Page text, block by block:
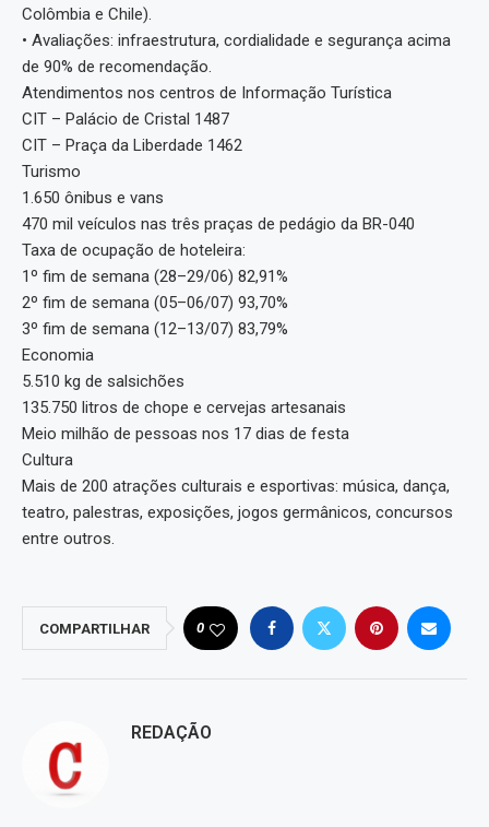
Colômbia e Chile).
• Avaliações: infraestrutura, cordialidade e segurança acima
de 90% de recomendação.
Atendimentos nos centros de Informação Turística
CIT – Palácio de Cristal 1487
CIT – Praça da Liberdade 1462
Turismo
1.650 ônibus e vans
470 mil veículos nas três praças de pedágio da BR-040
Taxa de ocupação de hoteleira:
1º fim de semana (28–29/06) 82,91%
2º fim de semana (05–06/07) 93,70%
3º fim de semana (12–13/07) 83,79%
Economia
5.510 kg de salsichões
135.750 litros de chope e cervejas artesanais
Meio milhão de pessoas nos 17 dias de festa
Cultura
Mais de 200 atrações culturais e esportivas: música, dança,
teatro, palestras, exposições, jogos germânicos, concursos
entre outros.
COMPARTILHAR 0
REDAÇÃO